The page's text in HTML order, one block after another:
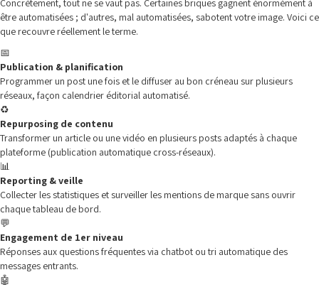
Concrètement, tout ne se vaut pas. Certaines briques gagnent énormément à
être automatisées ; d'autres, mal automatisées, sabotent votre image. Voici ce
que recouvre réellement le terme.
📅
Publication & planification
Programmer un post une fois et le diffuser au bon créneau sur plusieurs
réseaux, façon calendrier éditorial automatisé.
♻️
Repurposing de contenu
Transformer un article ou une vidéo en plusieurs posts adaptés à chaque
plateforme (publication automatique cross-réseaux).
📊
Reporting & veille
Collecter les statistiques et surveiller les mentions de marque sans ouvrir
chaque tableau de bord.
💬
Engagement de 1er niveau
Réponses aux questions fréquentes via chatbot ou tri automatique des
messages entrants.
🤖